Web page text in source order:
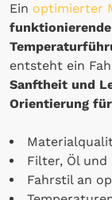
Ein optimierter
entsteht ein
Sanftheit und
Orientierung
Filter, Öl und
Fahrstil an